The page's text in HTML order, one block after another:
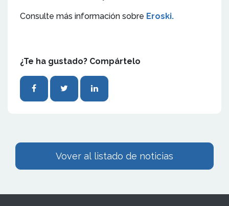
Consulte más información sobre Eroski.
¿Te ha gustado? Compártelo
Vover al listado de noticias